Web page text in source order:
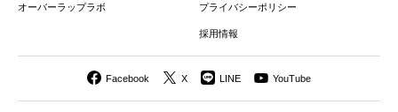
オーバーラップラボ プライバシーポリシー
採用情報
Facebook X LINE YouTube